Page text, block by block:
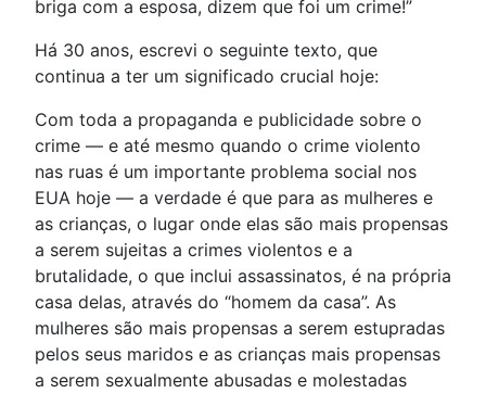
briga com a esposa, dizem que foi um crime!”
Há 30 anos, escrevi o seguinte texto, que
continua a ter um significado crucial hoje:
Com toda a propaganda e publicidade sobre o
crime — e até mesmo quando o crime violento
nas ruas é um importante problema social nos
EUA hoje — a verdade é que para as mulheres e
as crianças, o lugar onde elas são mais propensas
a serem sujeitas a crimes violentos e a
brutalidade, o que inclui assassinatos, é na própria
casa delas, através do “homem da casa”. As
mulheres são mais propensas a serem estupradas
pelos seus maridos e as crianças mais propensas
a serem sexualmente abusadas e molestadas